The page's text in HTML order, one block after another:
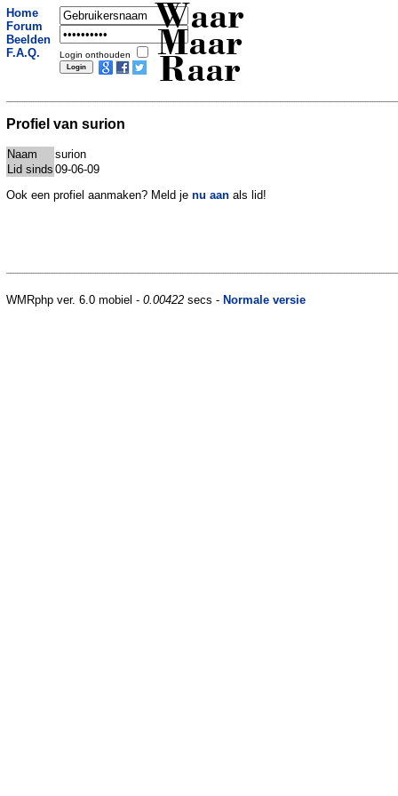
Home
Forum
Beelden
F.A.Q.
Login onthouden
Waar
Maar
Raar
Profiel van surion
Naam
surion
Lid sinds 09-06-09
Ook een profiel aanmaken? Meld je nu aan als lid!
WMRphp ver. 6.0 mobiel - 0.00422 secs - Normale versie